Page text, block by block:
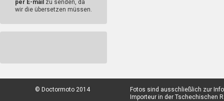
per E-mail zu senden, da
wir die übersetzen müssen.
© Doctormoto 2014
Fotos sind ausschließlich zur
Importeur in der Tschechischen